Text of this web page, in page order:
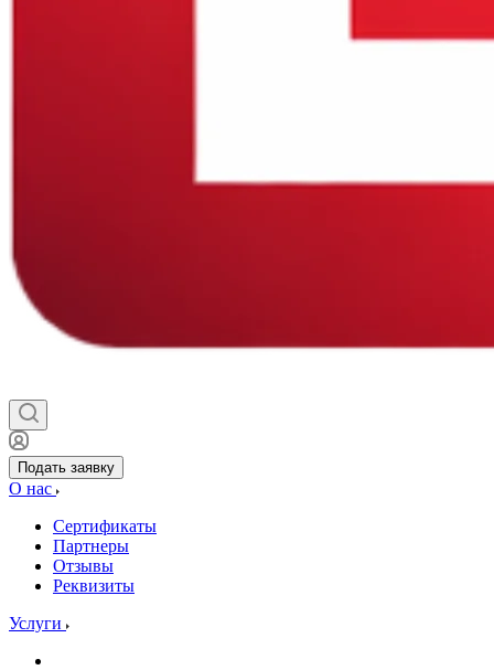
Подать заявку
О нас
Сертификаты
Партнеры
Отзывы
Реквизиты
Услуги